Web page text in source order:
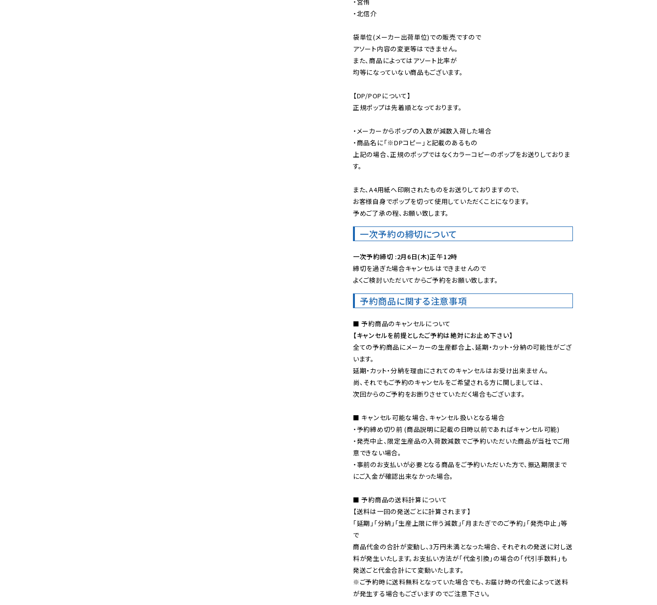
・北信介
袋単位(メーカー出荷単位)での販売ですので
アソート内容の変更等はできません。
また、商品によってはアソート比率が
均等になっていない商品もございます。
【DP/POPについて】
正規ポップは先着順となっております。
・メーカーからポップの入数が減数入荷した場合
・商品名に「※DPコピー」と記載のあるもの
上記の場合、正規のポップではなくカラーコピーのポップをお送りしておりま
す。
また、A4用紙へ印刷されたものをお送りしておりますので、
お客様自身でポップを切って使用していただくことになります。
予めご了承の程、お願い致します。
一次予約の締切について
一次予約締切 :2月6日(木)正午12時
締切を過ぎた場合キャンセルはできませんので
よくご検討いただいてからご予約をお願い致します。
予約商品に関する注意事項
【キャンセルを前提としたご予約は絶対にお止め下さい】
全ての予約商品にメーカーの生産都合上、延期・カット・分納の可能性がござ
います。
延期・カット・分納を理由にされてのキャンセルはお受け出来ません。
尚、それでもご予約のキャンセルをご希望される方に関しましては、
次回からのご予約をお断りさせていただく場合もございます。
■ キャンセル可能な場合、キャンセル扱いとなる場合
・予約締め切り前 (商品説明に記載の日時以前であればキャンセル可能)
・発売中止、限定生産品の入荷数減数でご予約いただいた商品が当社でご用
意できない場合。
・事前のお支払いが必要となる商品をご予約いただいた方で、振込期限まで
にご入金が確認出来なかった場合。
■ 予約商品の送料計算について
【送料は一回の発送ごとに計算されます】
「延期」「分納」「生産上限に伴う減数」「月またぎでのご予約」「発売中止」等
で
商品代金の合計が変動し、3万円未満となった場合、それぞれの発送に対し送
料が発生いたします。お支払い方法が「代金引換」の場合の「代引手数料」も
※ご予約時に送料無料となっていた場合でも、お届け時の代金によって送料
が発生する場合もございますのでご注意下さい。